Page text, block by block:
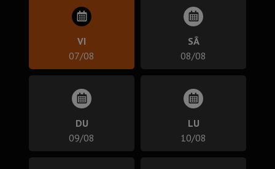
VI
07/08
SÂ
08/08
DU
09/08
LU
10/08